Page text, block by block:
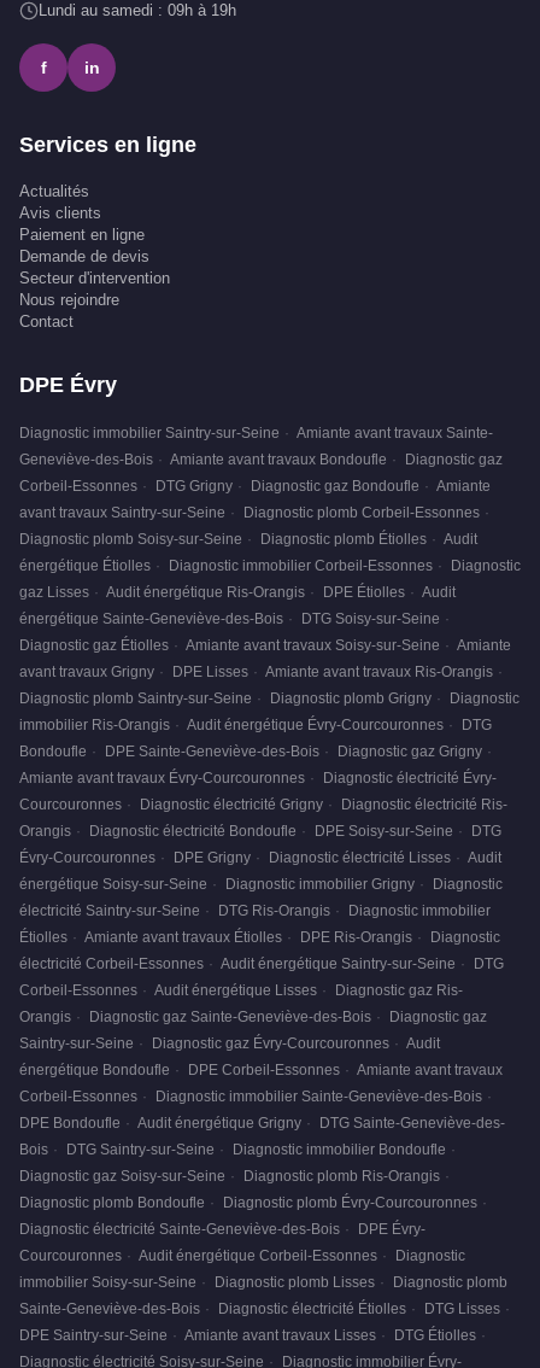
Lundi au samedi : 09h à 19h
f in
Services en ligne
Actualités
Avis clients
Paiement en ligne
Demande de devis
Secteur d'intervention
Nous rejoindre
Contact
DPE Évry
Diagnostic immobilier Saintry-sur-Seine · Amiante avant travaux Sainte-
Geneviève-des-Bois · Amiante avant travaux Bondoufle ·
Diagnostic gaz
Corbeil-Essonnes · DTG Grigny · Diagnostic gaz Bondoufle · Amiante
avant travaux Saintry-sur-Seine · Diagnostic plomb Corbeil-Essonnes ·
Diagnostic plomb Soisy-sur-Seine · Diagnostic plomb Étiolles · Audit
énergétique Étiolles · Diagnostic immobilier Corbeil-Essonnes ·
Diagnostic
gaz Lisses · Audit énergétique Ris-Orangis · DPE Étiolles · Audit
énergétique Sainte-Geneviève-des-Bois · DTG Soisy-sur-Seine ·
Diagnostic gaz Étiolles · Amiante avant travaux Soisy-sur-Seine · Amiante
avant travaux Grigny · DPE Lisses · Amiante avant travaux Ris-Orangis ·
Diagnostic plomb Saintry-sur-Seine · Diagnostic plomb Grigny ·
Diagnostic
immobilier Ris-Orangis · Audit énergétique Évry-Courcouronnes ·
DTG
Bondoufle · DPE Sainte-Geneviève-des-Bois · Diagnostic gaz Grigny ·
Amiante avant travaux Évry-Courcouronnes ·
Diagnostic électricité Évry-
Courcouronnes · Diagnostic électricité Grigny ·
Diagnostic électricité Ris-
Orangis · Diagnostic électricité Bondoufle · DPE Soisy-sur-Seine ·
DTG
Évry-Courcouronnes · DPE Grigny · Diagnostic électricité Lisses · Audit
énergétique Soisy-sur-Seine · Diagnostic immobilier Grigny ·
Diagnostic
électricité Saintry-sur-Seine · DTG Ris-Orangis ·
Diagnostic immobilier
Étiolles · Amiante avant travaux Étiolles · DPE Ris-Orangis ·
Diagnostic
électricité Corbeil-Essonnes · Audit énergétique Saintry-sur-Seine ·
DTG
Corbeil-Essonnes · Audit énergétique Lisses ·
Diagnostic gaz Ris-
Orangis · Diagnostic gaz Sainte-Geneviève-des-Bois ·
Diagnostic gaz
Saintry-sur-Seine · Diagnostic gaz Évry-Courcouronnes · Audit
énergétique Bondoufle · DPE Corbeil-Essonnes · Amiante avant travaux
Corbeil-Essonnes · Diagnostic immobilier Sainte-Geneviève-des-Bois ·
DPE Bondoufle · Audit énergétique Grigny ·
DTG Sainte-Geneviève-des-
Bois · DTG Saintry-sur-Seine · Diagnostic immobilier Bondoufle ·
Diagnostic gaz Soisy-sur-Seine · Diagnostic plomb Ris-Orangis ·
Diagnostic plomb Bondoufle · Diagnostic plomb Évry-Courcouronnes ·
Diagnostic électricité Sainte-Geneviève-des-Bois ·
DPE Évry-
Courcouronnes · Audit énergétique Corbeil-Essonnes ·
Diagnostic
immobilier Soisy-sur-Seine · Diagnostic plomb Lisses ·
Diagnostic plomb
Sainte-Geneviève-des-Bois · Diagnostic électricité Étiolles · DTG Lisses ·
DPE Saintry-sur-Seine · Amiante avant travaux Lisses · DTG Étiolles ·
Diagnostic électricité Soisy-sur-Seine · Diagnostic immobilier Évry-